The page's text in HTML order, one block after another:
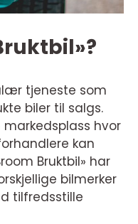
tjeneste som
biler til salgs.
hvor
kan
Bruktbil» har
bilmerker
tilfredsstille